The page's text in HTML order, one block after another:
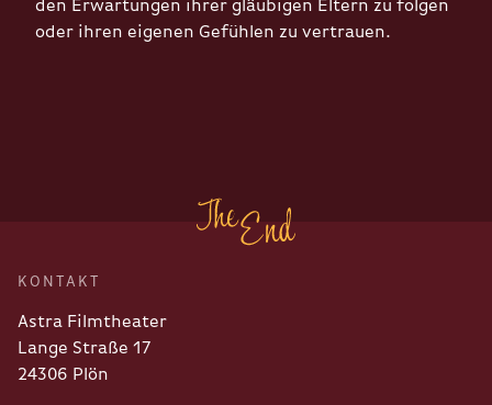
den Erwartungen ihrer gläubigen Eltern zu folgen
oder ihren eigenen Gefühlen zu vertrauen.
KONTAKT
Astra Filmtheater
Lange Straße 17
24306 Plön